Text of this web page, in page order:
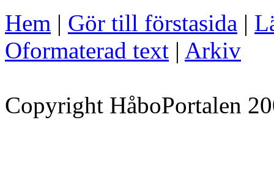
Hem | Gör till förstasida |
Oformaterad text | Arkiv
Copyright HåboPortalen